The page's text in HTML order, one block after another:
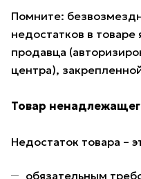
Помните:
недостатков в товаре
продавца
центра),
Товар
Недостаток товара –
обязательным